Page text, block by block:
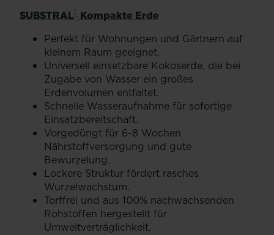
SUBSTRAL®
Kompakte Erde
Perfekt für Wohnungen und Gärtnern auf
kleinem Raum geeignet.
Universell einsetzbare Kokoserde, die bei
Zugabe von Wasser ein großes
Erdenvolumen entfaltet.
Schnelle Wasseraufnahme für sofortige
Einsatzbereitschaft.
Vorgedüngt für 6-8 Wochen
Nährstoffversorgung und gute
Bewurzelung.
Lockere Struktur fördert rasches
Wurzelwachstum.
Torffrei und aus 100% nachwachsenden
Rohstoffen hergestellt für
Umweltverträglichkeit.